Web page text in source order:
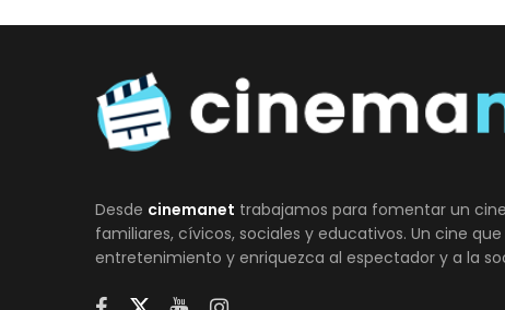
Desde cinemanet trabajamos para fomentar un
familiares, cívicos, sociales y educativos. Un cine
entretenimiento y enriquezca al espectador y a la